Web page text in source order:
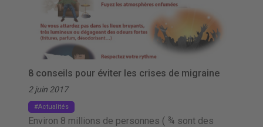
8 conseils pour éviter les crises de migraine
2 juin 2017
Actualités
Environ 8 millions de personnes ( ¾ sont des